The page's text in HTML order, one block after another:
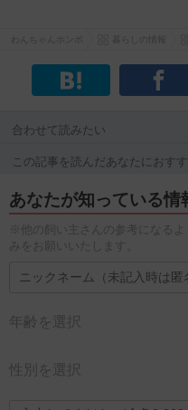
合わせて読みたい
この記事を読んだあなたにおす
あなたが知っている情
※他の飼い主さんの参考になる
みをお願いいたします。
年齢を選択
性別を選択